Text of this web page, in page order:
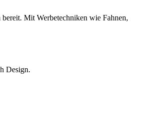
Mit Werbetechniken wie Fahnen,
Design.